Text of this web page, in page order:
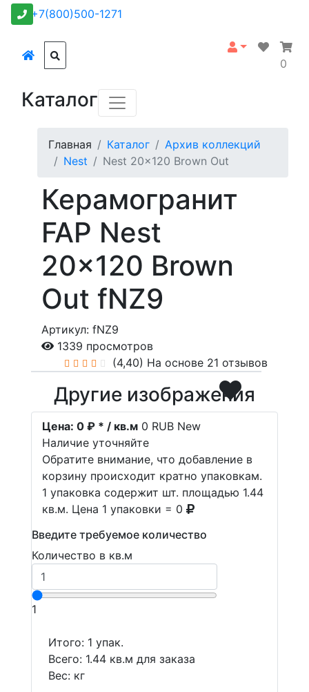
+7(800)500-1271
0
Каталог
Главная Каталог
Архив коллекций
Nest
Nest 20x120 Brown Out
Керамогранит
FAP Nest
20x120 Brown
Out fNZ9
Артикул: fNZ9
1339 просмотров
(4,40) На основе 21 отзывов
Другие изображения
Цена: 0 ₽ * / кв.м 0 RUB New
Наличие уточняйте
Обратите внимание, что добавление в
корзину происходит кратно упаковкам.
1 упаковка содержит шт. площадью 1.44
кв.м. Цена 1 упаковки = 0
Введите требуемое количество
Количество в кв.м
1
Итого: 1 упак.
Всего: 1.44 кв.м для заказа
Вес: кг